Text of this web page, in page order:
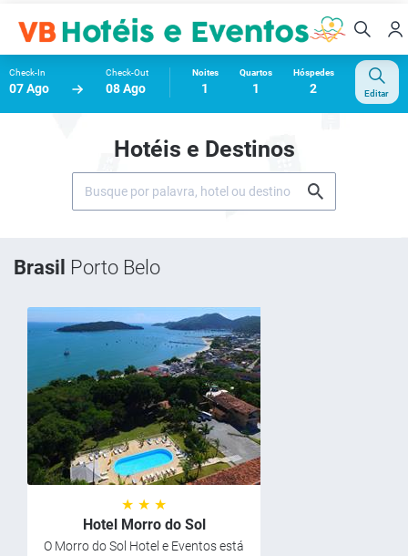
Check-In
07 Ago
Check-Out
08 Ago
Noites
1
Quartos
1
Hóspedes
2 Editar
Hotéis e Destinos
Brasil Porto Belo
★ ★ ★
Hotel Morro do Sol
O Morro do Sol Hotel e Eventos está